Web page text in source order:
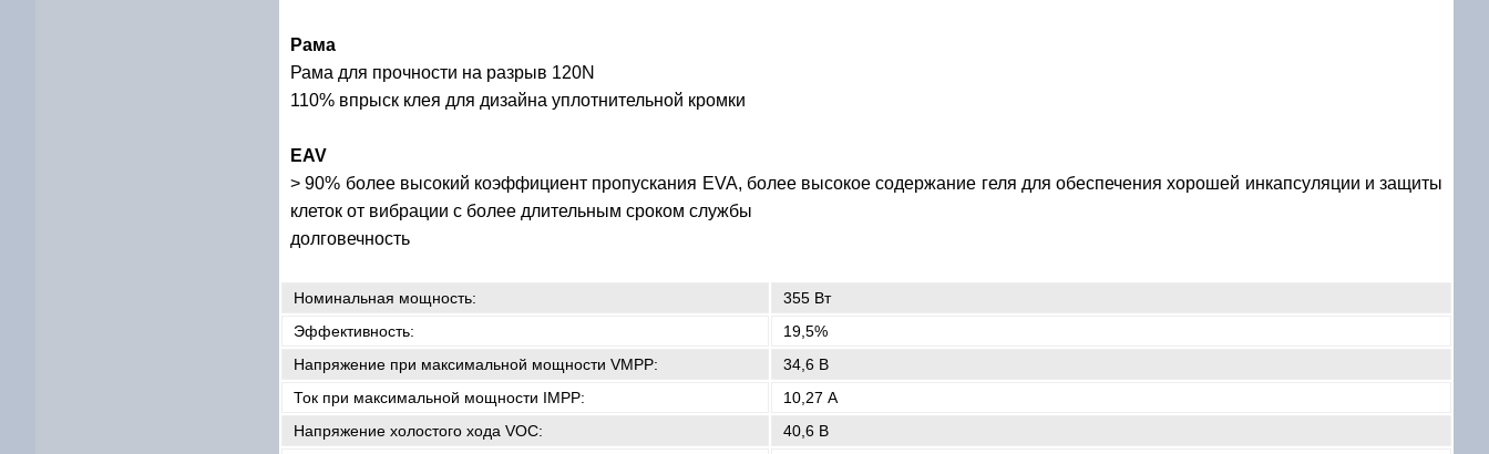
Рама
Рама для прочности на разрыв 120N
110% впрыск клея для дизайна уплотнительной кромки
EAV
> 90% более высокий коэффициент пропускания EVA, более высокое содержание геля для обеспечения хорошей инкапсуляции и защиты
клеток от вибрации с более длительным сроком службы
долговечность
Номинальная мощность:
355 Вт
Эффективность:
19,5%
Напряжение при максимальной мощности VMPP:
34,6 В
Ток при максимальной мощности IMPP:
10,27 А
Напряжение холостого хода VOC:
40,6 В